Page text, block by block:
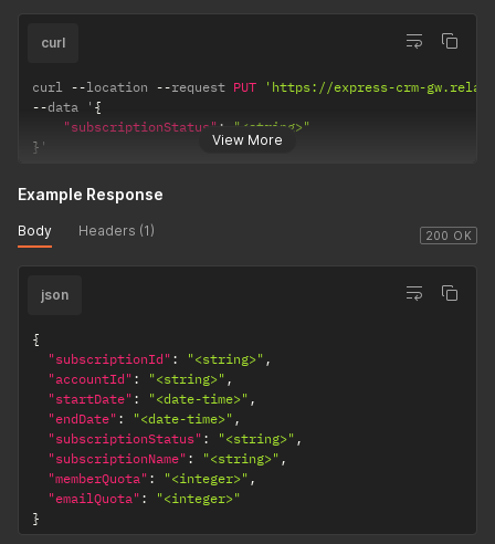
View More
curl
curl --location --request PUT
'https://express-crm-
--data ' {
"subscriptionStatus" :
"<string>"
} '
200 OK
Example Response
Body Headers (1)
json
{
"subscriptionId" : "<string>" ,
"accountId" : "<string>" ,
"startDate" : "<date-time>" ,
"endDate" : "<date-time>" ,
"subscriptionStatus" : "<string>" ,
"subscriptionName" : "<string>" ,
"memberQuota" : "<integer>" ,
"emailQuota" :
"<integer>"
}